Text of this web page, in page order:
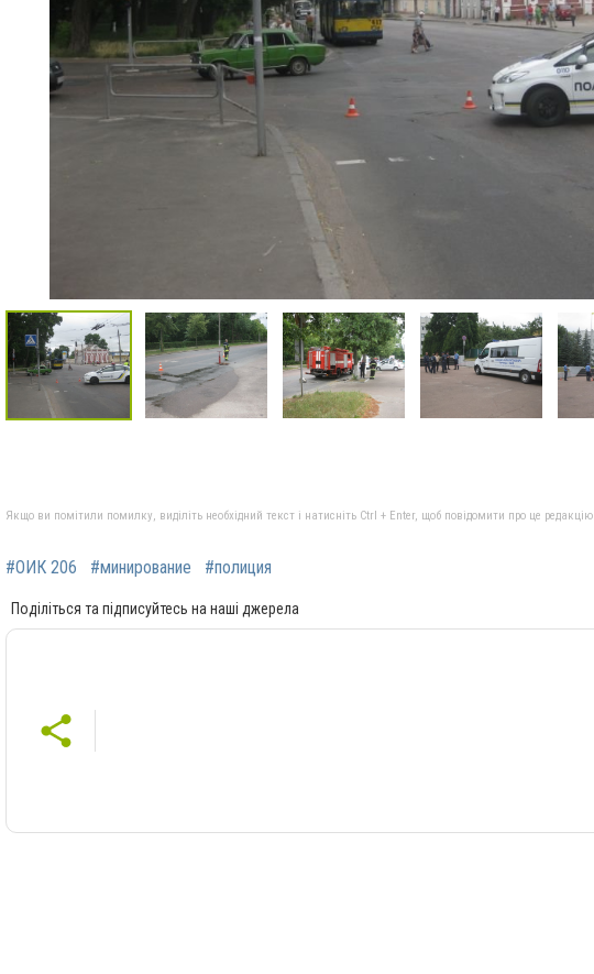
Якщо ви помітили помилку, виділіть необхідний текст і натисніть Ctrl + Enter, щоб повідомити про це редакцію
#ОИК 206 #минирование #полиция
Поділіться та підписуйтесь на наші джерела